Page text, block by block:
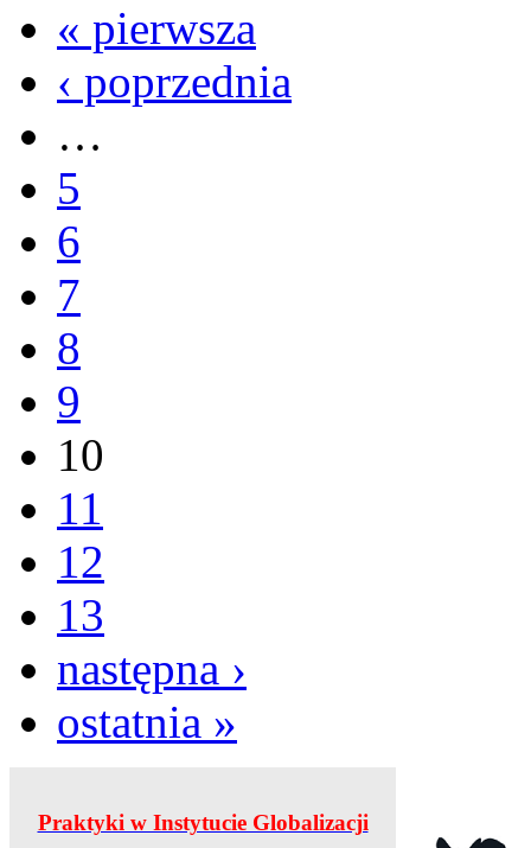
« pierwsza
‹ poprzednia
…
5
6
7
8
9
10
11
12
13
następna ›
ostatnia »
Praktyki w Instytucie Globalizacji